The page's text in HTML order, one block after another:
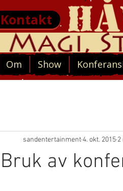
Kontakt
Om Show
Bruk av
sandentertainment4. okt. 2015 2